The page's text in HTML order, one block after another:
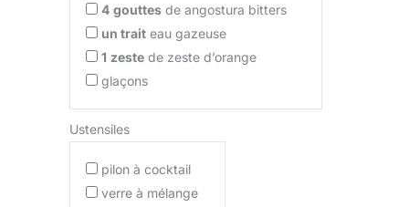
4 gouttes de angostura bitters
un trait eau gazeuse
1 zeste de zeste d’orange
glaçons
Ustensiles
pilon à cocktail
verre à mélange